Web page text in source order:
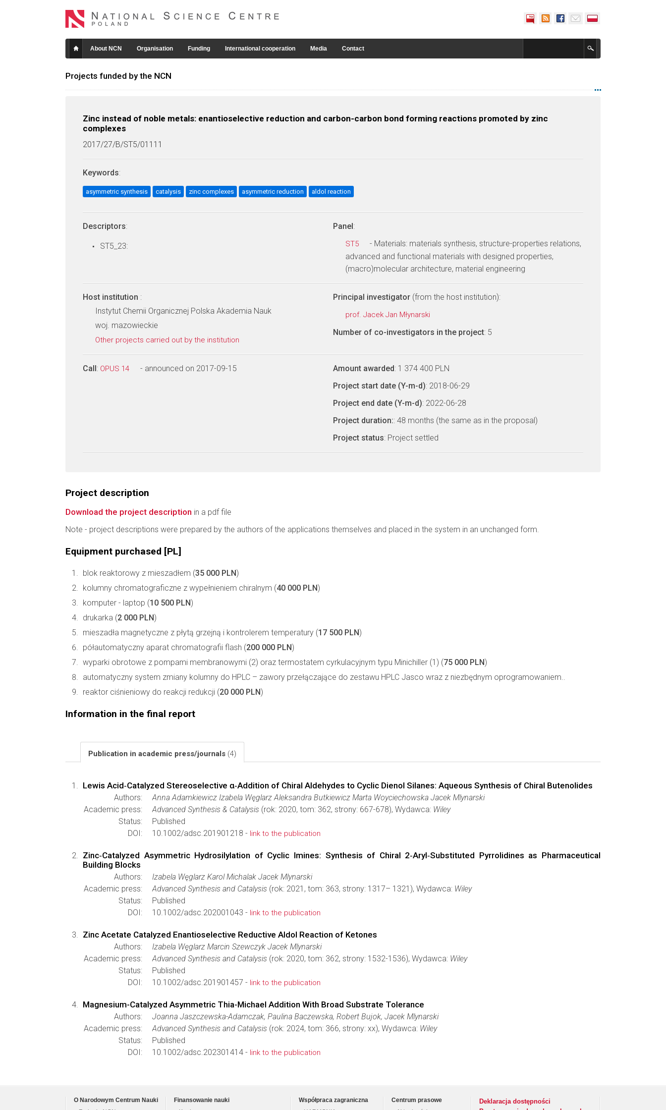
About NCN Organisation Funding International cooperation Media Contact
Projects funded by the NCN
Zinc instead of noble metals: enantioselective reduction and carbon-carbon bond forming reactions promoted by zinc
complexes
2017/27/B/ST5/01111
Keywords:
asymmetric synthesis catalysis zinc complexes asymmetric reduction aldol reaction
Descriptors:
ST5_23:
Panel:
ST5
- Materials: materials synthesis, structure-properties relations,
advanced and functional materials with designed properties,
(macro)molecular architecture, material engineering
Host institution :
Instytut Chemii Organicznej Polska Akademia Nauk
woj. mazowieckie
Other projects carried out by the institution
Principal investigator (from the host institution):
prof. Jacek Jan Młynarski
Number of co-investigators in the project: 5
Call: OPUS 14 - announced on 2017-09-15 Amount awarded: 1 374 400 PLN
Project start date (Y-m-d): 2018-06-29
Project end date (Y-m-d): 2022-06-28
Project duration:: 48 months (the same as in the proposal)
Project status: Project settled
Project description
Download the project description in a pdf file
Note - project descriptions were prepared by the authors of the applications themselves and placed in the system in an unchanged form.
Equipment purchased [PL]
blok reaktorowy z mieszadłem (35 000 PLN)
kolumny chromatograficzne z wypełnieniem chiralnym (40 000 PLN)
komputer - laptop (10 500 PLN)
drukarka (2 000 PLN)
mieszadła magnetyczne z płytą grzejną i kontrolerem temperatury (17 500 PLN)
półautomatyczny aparat chromatografii flash (200 000 PLN)
wyparki obrotowe z pompami membranowymi (2) oraz termostatem cyrkulacyjnym typu Minichiller (1) (75 000 PLN)
automatyczny system zmiany kolumny do HPLC – zawory przełączające do zestawu HPLC Jasco wraz z niezbędnym oprogramowaniem..
reaktor ciśnieniowy do reakcji redukcji (20 000 PLN)
Information in the final report
Publication in academic press/journals (4)
Lewis Acid‐Catalyzed Stereoselective α‐Addition of Chiral Aldehydes to Cyclic Dienol Silanes: Aqueous Synthesis of Chiral Butenolides
Authors:
Anna Adamkiewicz Izabela Węglarz Aleksandra Butkiewicz Marta Woyciechowska Jacek Mlynarski
Academic press:
Advanced Synthesis & Catalysis (rok: 2020, tom: 362, strony: 667-678), Wydawca: Wiley
Status:
Published
DOI:
10.1002/adsc.201901218 - link to the publication
Zinc‐Catalyzed Asymmetric Hydrosilylation of Cyclic Imines: Synthesis of Chiral 2‐Aryl‐Substituted Pyrrolidines as Pharmaceutical
Building Blocks
Authors:
Izabela Węglarz Karol Michalak Jacek Mlynarski
Academic press:
Advanced Synthesis and Catalysis (rok: 2021, tom: 363, strony: 1317– 1321), Wydawca: Wiley
Status:
Published
DOI:
10.1002/adsc.202001043 - link to the publication
Zinc Acetate Catalyzed Enantioselective Reductive Aldol Reaction of Ketones
Authors:
Izabela Węglarz Marcin Szewczyk Jacek Mlynarski
Academic press:
Advanced Synthesis and Catalysis (rok: 2020, tom: 362, strony: 1532-1536), Wydawca: Wiley
Status:
Published
DOI:
10.1002/adsc.201901457 - link to the publication
Magnesium-Catalyzed Asymmetric Thia-Michael Addition With Broad Substrate Tolerance
Authors:
Joanna Jaszczewska-Adamczak, Paulina Baczewska, Robert Bujok, Jacek Mlynarski
Academic press:
Advanced Synthesis and Catalysis (rok: 2024, tom: 366, strony: xx), Wydawca: Wiley
Status:
Published
DOI:
10.1002/adsc.202301414 - link to the publication
O Narodowym Centrum Nauki
Finansowanie nauki
Współpraca zagraniczna
Centrum prasowe
Deklaracja dostępności